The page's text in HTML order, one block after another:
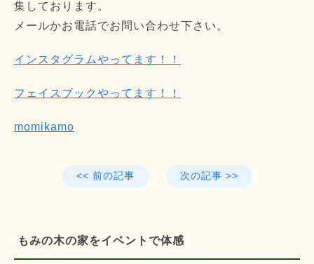
集しております。
メールかお電話でお問い合わせ下さい。
インスタグラムやってます！！
フェイスブックやってます！！
momikamo
<< 前の記事 次の記事 >>
もみの木の家をイベントで体感